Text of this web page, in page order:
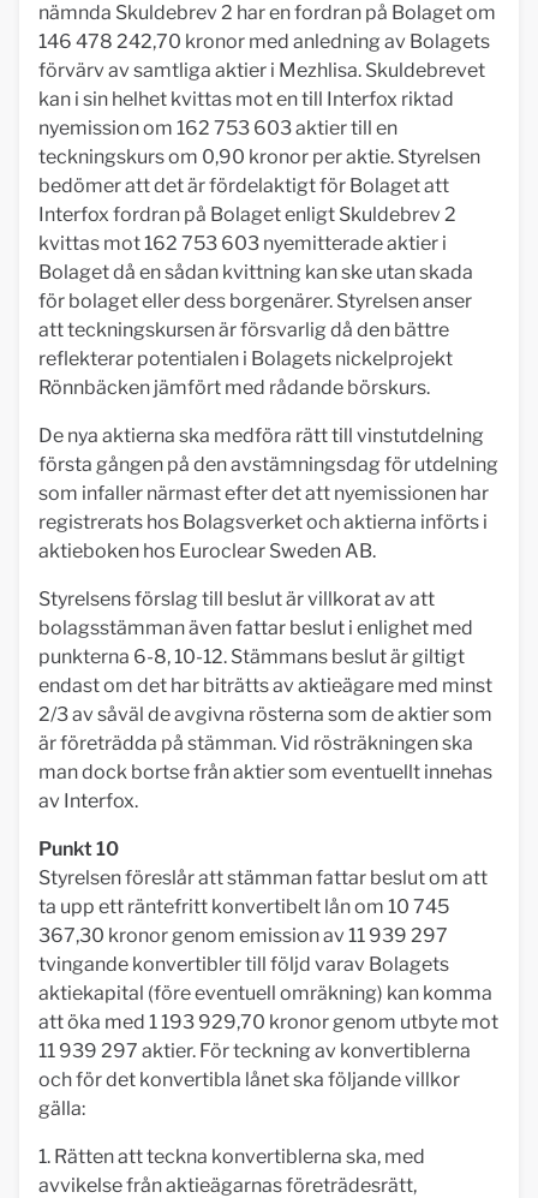
nämnda Skuldebrev 2 har en fordran på Bolaget om
146 478 242,70 kronor med anledning av Bolagets
förvärv av samtliga aktier i Mezhlisa. Skuldebrevet
kan i sin helhet kvittas mot en till Interfox riktad
nyemission om 162 753 603 aktier till en
teckningskurs om 0,90 kronor per aktie. Styrelsen
bedömer att det är fördelaktigt för Bolaget att
Interfox fordran på Bolaget enligt Skuldebrev 2
kvittas mot 162 753 603 nyemitterade aktier i
Bolaget då en sådan kvittning kan ske utan skada
för bolaget eller dess borgenärer. Styrelsen anser
att teckningskursen är försvarlig då den bättre
reflekterar potentialen i Bolagets nickelprojekt
Rönnbäcken jämfört med rådande börskurs.
De nya aktierna ska medföra rätt till vinstutdelning
första gången på den avstämningsdag för utdelning
som infaller närmast efter det att nyemissionen har
registrerats hos Bolagsverket och aktierna införts i
aktieboken hos Euroclear Sweden AB.
Styrelsens förslag till beslut är villkorat av att
bolagsstämman även fattar beslut i enlighet med
punkterna 6-8, 10-12. Stämmans beslut är giltigt
endast om det har biträtts av aktieägare med minst
2/3 av såväl de avgivna rösterna som de aktier som
är företrädda på stämman. Vid rösträkningen ska
man dock bortse från aktier som eventuellt innehas
av Interfox.
Punkt 10
Styrelsen föreslår att stämman fattar beslut om att
ta upp ett räntefritt konvertibelt lån om 10 745
367,30 kronor genom emission av 11 939 297
tvingande konvertibler till följd varav Bolagets
aktiekapital (före eventuell omräkning) kan komma
att öka med 1 193 929,70 kronor genom utbyte mot
11 939 297 aktier. För teckning av konvertiblerna
och för det konvertibla lånet ska följande villkor
gälla:
1. Rätten att teckna konvertiblerna ska, med
avvikelse från aktieägarnas företrädesrätt,